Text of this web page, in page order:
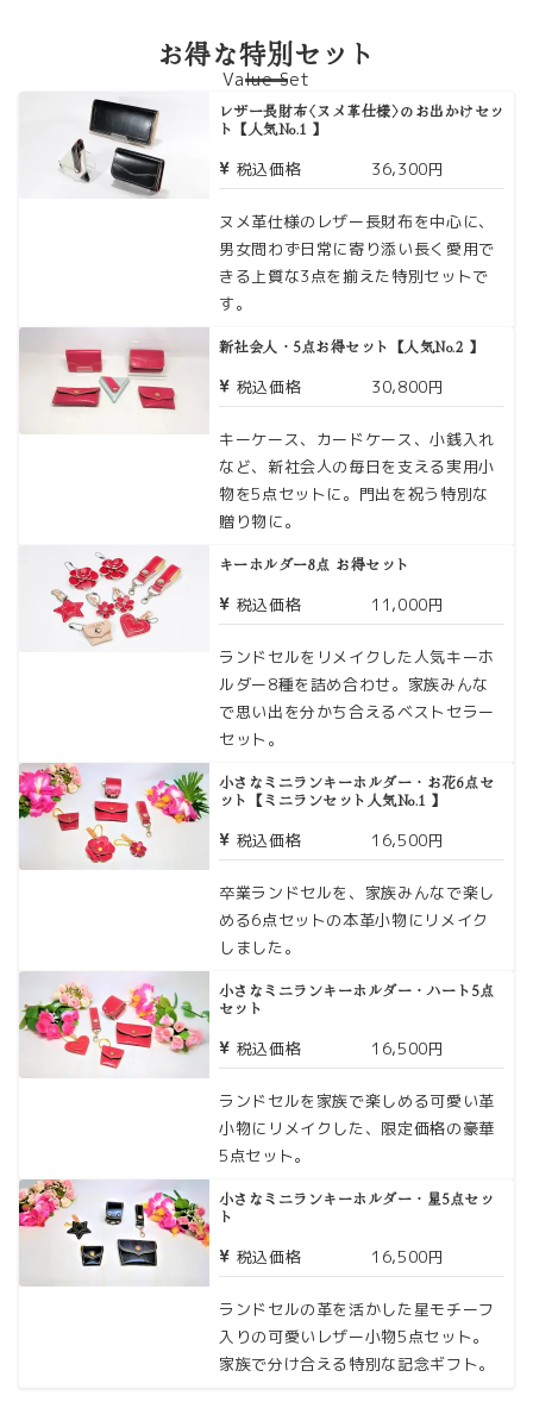
お得な特別セット
Value Set
レザー長財布〈ヌメ革仕様〉のお出かけセッ
ト【人気No.1 】
税込価格 36,300円
ヌメ革仕様のレザー長財布を中心に、
男女問わず日常に寄り添い長く愛用で
きる上質な3点を揃えた特別セットで
す。
新社会人・5点お得セット【人気No.2 】
税込価格 30,800円
キーケース、カードケース、小銭入れ
など、新社会人の毎日を支える実用小
物を5点セットに。門出を祝う特別な
贈り物に。
キーホルダー8点 お得セット
税込価格 11,000円
ランドセルをリメイクした人気キーホ
ルダー8種を詰め合わせ。家族みんな
で思い出を分かち合えるベストセラー
セット。
小さなミニランキーホルダー・お花6点セ
ット【ミニランセット人気No.1 】
税込価格 16,500円
卒業ランドセルを、家族みんなで楽し
める6点セットの本革小物にリメイク
しました。
小さなミニランキーホルダー・ハート5点
セット
税込価格 16,500円
ランドセルを家族で楽しめる可愛い革
小物にリメイクした、限定価格の豪華
5点セット。
小さなミニランキーホルダー・星5点セッ
ト
税込価格 16,500円
ランドセルの革を活かした星モチーフ
入りの可愛いレザー小物5点セット。
家族で分け合える特別な記念ギフト。